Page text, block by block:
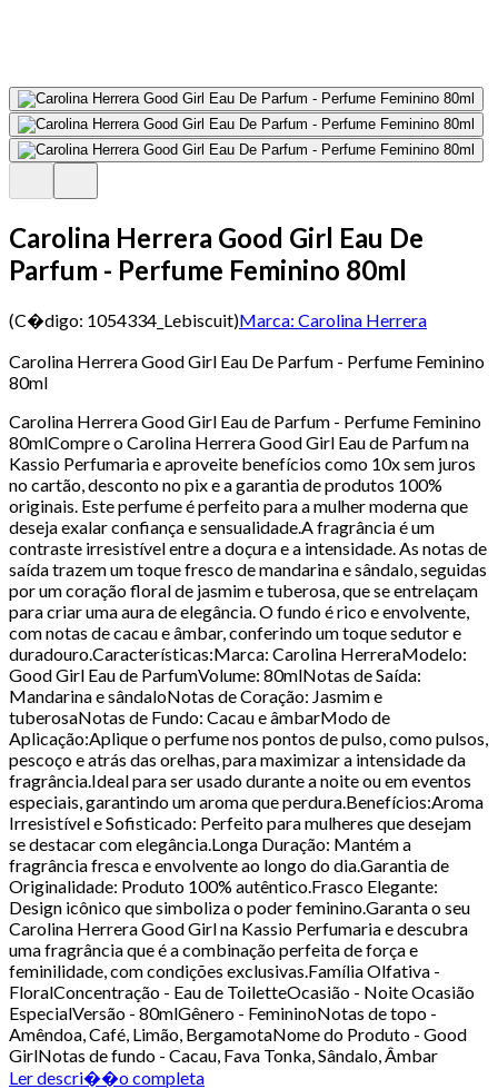
Carolina Herrera Good Girl Eau De
Parfum - Perfume Feminino 80ml
(C�digo: 1054334_Lebiscuit)Marca: Carolina Herrera
Carolina Herrera Good Girl Eau De Parfum - Perfume Feminino
80ml
Carolina Herrera Good Girl Eau de Parfum - Perfume Feminino
80mlCompre o Carolina Herrera Good Girl Eau de Parfum na
Kassio Perfumaria e aproveite benefícios como 10x sem juros
no cartão, desconto no pix e a garantia de produtos 100%
originais. Este perfume é perfeito para a mulher moderna que
deseja exalar confiança e sensualidade.A fragrância é um
contraste irresistível entre a doçura e a intensidade. As notas de
saída trazem um toque fresco de mandarina e sândalo, seguidas
por um coração floral de jasmim e tuberosa, que se entrelaçam
para criar uma aura de elegância. O fundo é rico e envolvente,
com notas de cacau e âmbar, conferindo um toque sedutor e
duradouro.Características:Marca: Carolina HerreraModelo:
Good Girl Eau de ParfumVolume: 80mlNotas de Saída:
Mandarina e sândaloNotas de Coração: Jasmim e
tuberosaNotas de Fundo: Cacau e âmbarModo de
Aplicação:Aplique o perfume nos pontos de pulso, como pulsos,
pescoço e atrás das orelhas, para maximizar a intensidade da
fragrância.Ideal para ser usado durante a noite ou em eventos
especiais, garantindo um aroma que perdura.Benefícios:Aroma
Irresistível e Sofisticado: Perfeito para mulheres que desejam
se destacar com elegância.Longa Duração: Mantém a
fragrância fresca e envolvente ao longo do dia.Garantia de
Originalidade: Produto 100% autêntico.Frasco Elegante:
Design icônico que simboliza o poder feminino.Garanta o seu
Carolina Herrera Good Girl na Kassio Perfumaria e descubra
uma fragrância que é a combinação perfeita de força e
feminilidade, com condições exclusivas.Família Olfativa -
FloralConcentração - Eau de ToiletteOcasião - Noite Ocasião
EspecialVersão - 80mlGênero - FemininoNotas de topo -
Amêndoa, Café, Limão, BergamotaNome do Produto - Good
GirlNotas de fundo - Cacau, Fava Tonka, Sândalo, Âmbar
Ler descri��o completa